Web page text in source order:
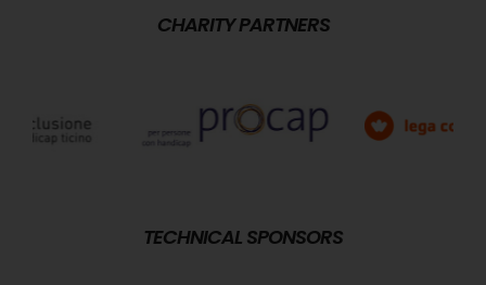
CHARITY PARTNERS
TECHNICAL SPONSORS